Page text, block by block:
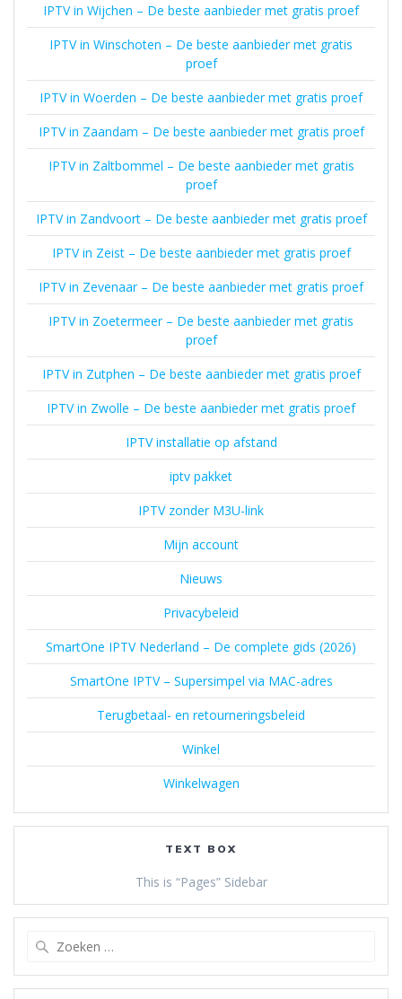
IPTV in Wijchen – De beste aanbieder met gratis proef
IPTV in Winschoten – De beste aanbieder met gratis
proef
IPTV in Woerden – De beste aanbieder met gratis proef
IPTV in Zaandam – De beste aanbieder met gratis proef
IPTV in Zaltbommel – De beste aanbieder met gratis
proef
IPTV in Zandvoort – De beste aanbieder met gratis proef
IPTV in Zeist – De beste aanbieder met gratis proef
IPTV in Zevenaar – De beste aanbieder met gratis proef
IPTV in Zoetermeer – De beste aanbieder met gratis
proef
IPTV in Zutphen – De beste aanbieder met gratis proef
IPTV in Zwolle – De beste aanbieder met gratis proef
IPTV installatie op afstand
iptv pakket
IPTV zonder M3U-link
Mijn account
Nieuws
Privacybeleid
SmartOne IPTV Nederland – De complete gids (2026)
SmartOne IPTV – Supersimpel via MAC-adres
Terugbetaal- en retourneringsbeleid
Winkel
Winkelwagen
TEXT BOX
This is “Pages” Sidebar